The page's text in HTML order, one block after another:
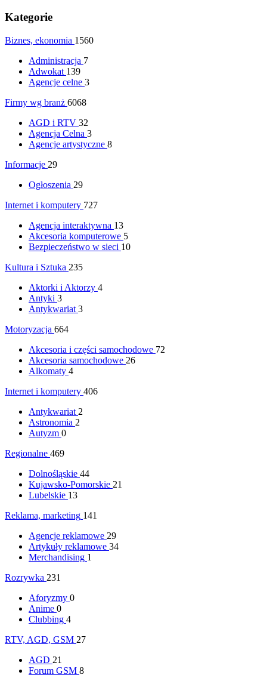
Kategorie
Biznes, ekonomia 1560
Administracja 7
Adwokat 139
Agencje celne 3
Firmy wg branż 6068
AGD i RTV 32
Agencja Celna 3
Agencje artystyczne 8
Informacje 29
Ogłoszenia 29
Internet i komputery 727
Agencja interaktywna 13
Akcesoria komputerowe 5
Bezpieczeństwo w sieci 10
Kultura i Sztuka 235
Aktorki i Aktorzy 4
Antyki 3
Antykwariat 3
Motoryzacja 664
Akcesoria i części samochodowe 72
Akcesoria samochodowe 26
Alkomaty 4
Internet i komputery 406
Antykwariat 2
Astronomia 2
Autyzm 0
Regionalne 469
Dolnośląskie 44
Kujawsko-Pomorskie 21
Lubelskie 13
Reklama, marketing 141
Agencje reklamowe 29
Artykuły reklamowe 34
Merchandising 1
Rozrywka 231
Aforyzmy 0
Anime 0
Clubbing 4
RTV, AGD, GSM 27
AGD 21
Forum GSM 8